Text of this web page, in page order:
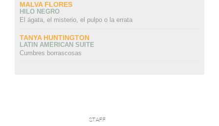
MALVA FLORES
HILO NEGRO
El ágata, el misterio, el pulpo o la errata
TANYA HUNTINGTON
LATIN AMERICAN SUITE
Cumbres borrascosas
STAFF